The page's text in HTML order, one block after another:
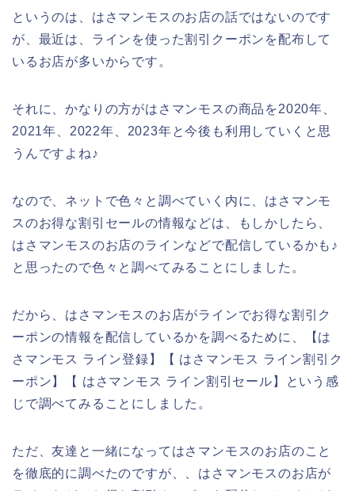
というのは、はさマンモスのお店の話ではないのです
が、最近は、ラインを使った割引クーポンを配布して
いるお店が多いからです。
それに、かなりの方がはさマンモスの商品を2020年、
2021年、2022年、2023年と今後も利用していくと思
うんですよね♪
なので、ネットで色々と調べていく内に、はさマンモ
スのお得な割引セールの情報などは、もしかしたら、
はさマンモスのお店のラインなどで配信しているかも♪
と思ったので色々と調べてみることにしました。
だから、はさマンモスのお店がラインでお得な割引ク
ーポンの情報を配信しているかを調べるために、【は
さマンモス ライン登録】【 はさマンモス ライン割引ク
ーポン】【 はさマンモス ライン割引セール】という感
じで調べてみることにしました。
ただ、友達と一緒になってはさマンモスのお店のこと
を徹底的に調べたのですが、、はさマンモスのお店が